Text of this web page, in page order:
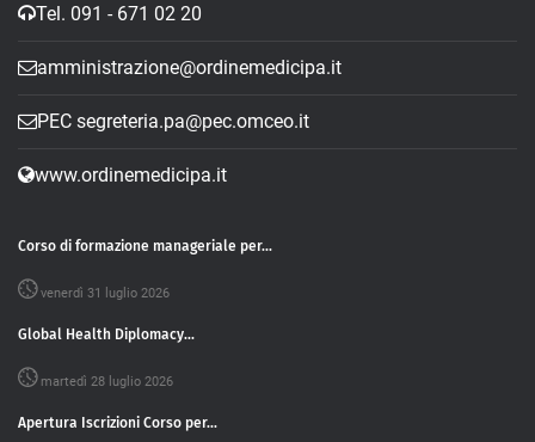
Tel. 091 - 671 02 20
amministrazione@ordinemedicipa.it
PEC segreteria.pa@pec.omceo.it
www.ordinemedicipa.it
Corso di formazione manageriale per...
venerdì 31 luglio 2026
Global Health Diplomacy...
martedì 28 luglio 2026
Apertura Iscrizioni Corso per...